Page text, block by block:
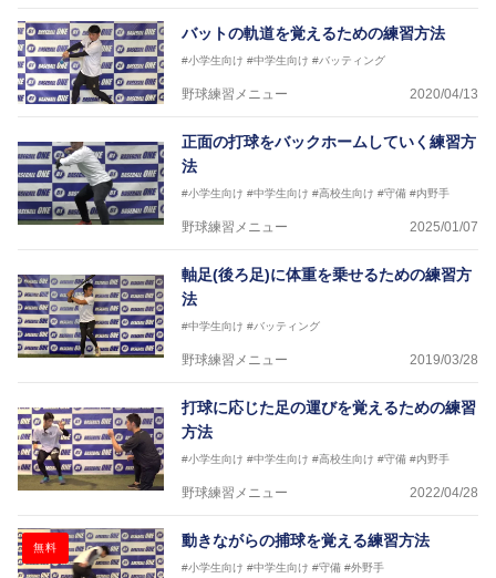
バットの軌道を覚えるための練習方法
#小学生向け #中学生向け #バッティング
野球練習メニュー 2020/04/13
正面の打球をバックホームしていく練習方
法
#小学生向け #中学生向け #高校生向け #守備 #内野手
野球練習メニュー 2025/01/07
軸足(後ろ足)に体重を乗せるための練習方
法
#中学生向け #バッティング
野球練習メニュー 2019/03/28
打球に応じた足の運びを覚えるための練習
方法
#小学生向け #中学生向け #高校生向け #守備 #内野手
野球練習メニュー 2022/04/28
無料 動きながらの捕球を覚える練習方法
#小学生向け #中学生向け #守備 #外野手